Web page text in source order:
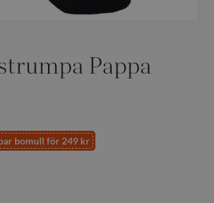
Pappa
bomull för 249 kr